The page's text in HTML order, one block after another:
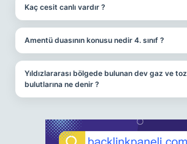
Kaç cesit canlı vardır ?
Amentü duasının konusu nedir 4. sınıf ?
Yıldızlararası bölgede bulunan dev gaz ve toz
bulutlarına ne denir ?